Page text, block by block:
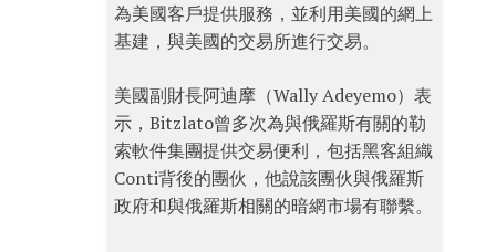
為美國客戶提供服務，並利用美國的網上
基建，與美國的交易所進行交易。
美國副財長阿迪摩（Wally Adeyemo）表
示，Bitzlato曾多次為與俄羅斯有關的勒
索軟件集團提供交易便利，包括黑客組織
Conti背後的團伙，他說該團伙與俄羅斯
政府和與俄羅斯相關的暗網市場有聯繫。